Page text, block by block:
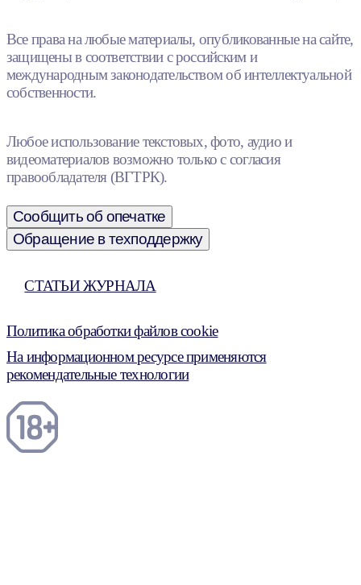
Все права на любые материалы, опубликованные на сайте,
защищены в соответствии с российским и
международным законодательством об интеллектуальной
собственности.
Любое использование текстовых, фото, аудио и
видеоматериалов возможно только с согласия
правообладателя (ВГТРК).
Сообщить об опечатке
Обращение в техподдержку
СТАТЬИ ЖУРНАЛА
Политика обработки файлов cookie
На информационном ресурсе применяются
рекомендательные технологии